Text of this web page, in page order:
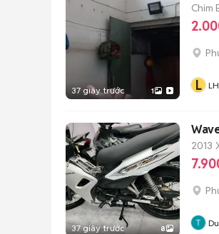
37 giây trước 1
Chim
L
37 giây trước 8
2013